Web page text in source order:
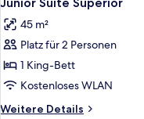
Fotos
für
Junior
Suite
Superior
anzeigen
45 m²
Platz für 2 Personen
1 King-Bett
Kostenloses WLAN
Weitere Details
Weitere